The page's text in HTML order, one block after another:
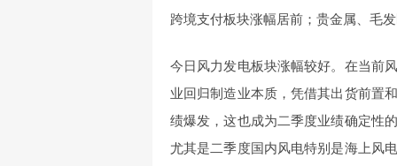
跨境支付板块涨幅居前；贵金属、毛
今日风力发电板块涨幅较好。在当前
业回归制造业本质，凭借其出货前置
绩爆发，这也成为二季度业绩确定性
尤其是二季度国内风电特别是海上风